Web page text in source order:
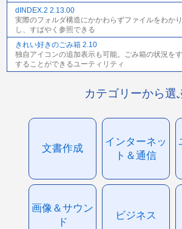
dINDEX.2 2.13.00
実際のフォルダ構造にかかわらずファイルをわか
し、すばやく参照できる
きれい好きのごみ箱 2.10
独自アイコンの追加表示も可能。ごみ箱の状況を
することができるユーティリティ
カテゴリーから選
文書作成
インターネッ
ト＆通信
画像＆サウン
ド
ビジネス